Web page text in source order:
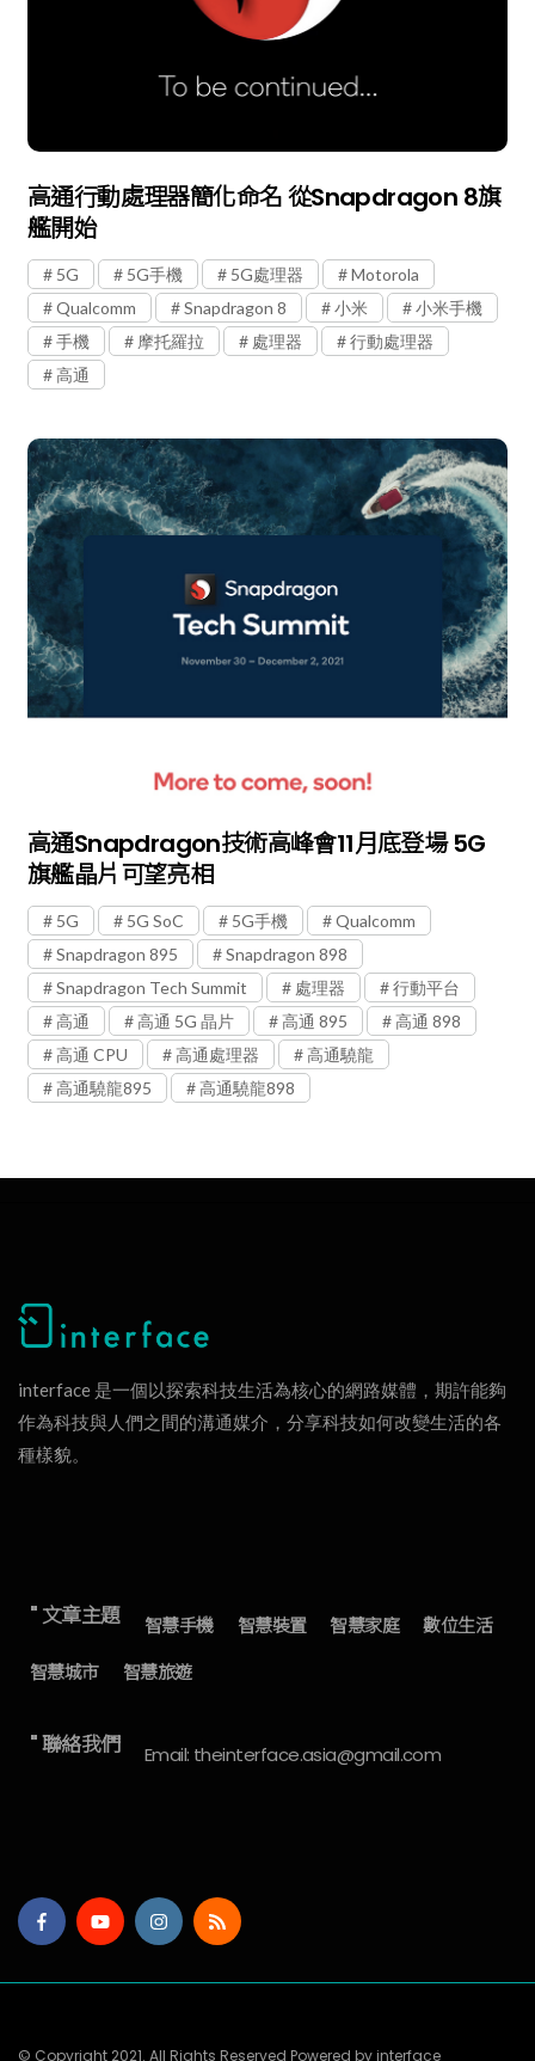
高通行動處理器簡化命名 從Snapdragon 8旗
艦開始
5G 5G手機 5G處理器
Motorola
Qualcomm
Snapdragon 8 小米
小米手機
手機
摩托羅拉 處理器
行動處理器
高通
高通Snapdragon技術高峰會11月底登場 5G
旗艦晶片可望亮相
5G 5G SoC 5G手機
Qualcomm
Snapdragon 895
Snapdragon 898
Snapdragon Tech Summit
處理器
行動平台
高通
高通 5G 晶片 高通 895
高通 898
高通 CPU
高通處理器
高通驍龍
高通驍龍895
高通驍龍898
interface 是一個以探索科技生活為核心的網路媒體，期許能夠
作為科技與人們之間的溝通媒介，分享科技如何改變生活的各
種樣貌。
" 文章主題 智慧手機 智慧裝置 智慧家庭
數位生活
智慧城市
智慧旅遊
" 聯絡我們 Email: theinterface.asia@gmail.com
© Copyright 2021. All Rights Reserved Powered by interface